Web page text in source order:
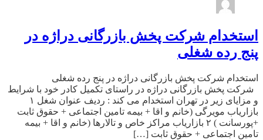
استخدام شرکت پخش بازرگانی دراژه در
پنج رده شغلی
استخدام شرکت پخش بازرگانی دراژه در پنج رده شغلی
شرکت پخش بازرگانی دراژه در راستای تکمیل کادر خود با شرایط
و مزایای زیر در تهران استخدام می کند : ردیف عنوان شغل ۱
بازاریاب مویرگی (خانم و اقا + بیمه تامین اجتماعی + حقوق ثابت
+پورسانت ) ۲ بازاریاب مراکز خاص و تالارها (خانم و اقا + بیمه
تامین اجتماعی + حقوق ثابت […]